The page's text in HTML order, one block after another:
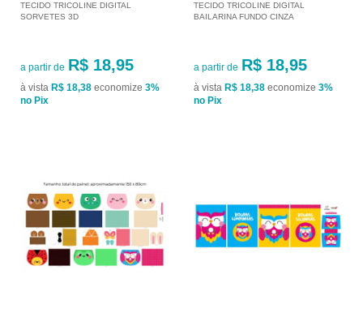
TECIDO TRICOLINE DIGITAL
SORVETES 3D
a partir de R$ 18,95
à vista R$ 18,38 economize 3%
no Pix
TECIDO TRICOLINE DIGITAL
BAILARINA FUNDO CINZA
a partir de R$ 18,95
à vista R$ 18,38 economize 3%
no Pix